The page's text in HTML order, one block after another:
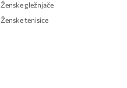
Ženske gležnjače
Ženske tenisice